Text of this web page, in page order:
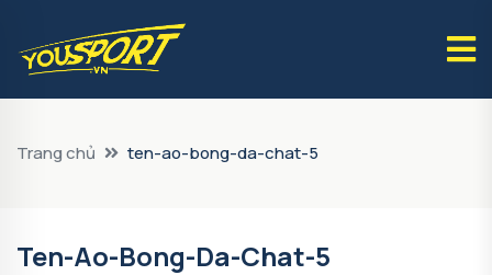
Trang chủ ten-ao-bong-da-chat-5
Ten-Ao-Bong-Da-Chat-5